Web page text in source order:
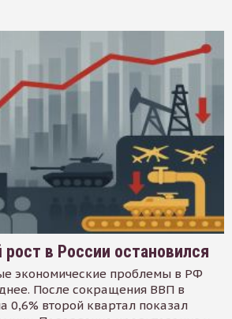
в России остановился
экономические проблемы в РФ
После сокращения ВВП в
0,6% второй квартал показал